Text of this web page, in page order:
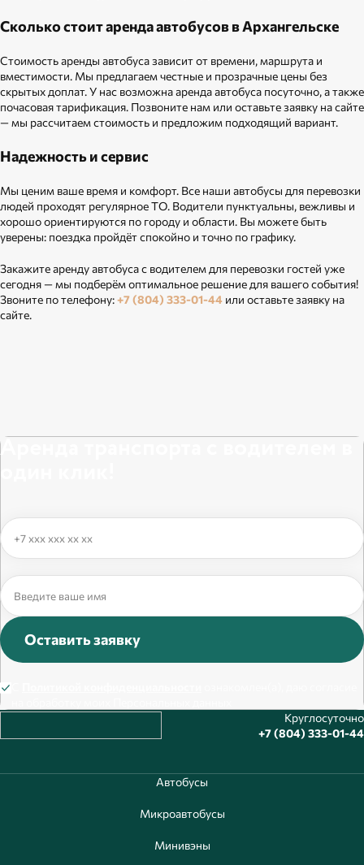
Сколько стоит аренда автобусов в Архангельске
Стоимость аренды автобуса зависит от времени, маршрута и
вместимости. Мы предлагаем честные и прозрачные цены без
скрытых доплат. У нас возможна аренда автобуса посуточно, а также
почасовая тарификация. Позвоните нам или оставьте заявку на сайте
— мы рассчитаем стоимость и предложим подходящий вариант.
Надежность и сервис
Мы ценим ваше время и комфорт. Все наши автобусы для перевозки
людей проходят регулярное ТО. Водители пунктуальны, вежливы и
хорошо ориентируются по городу и области. Вы можете быть
уверены: поездка пройдёт спокойно и точно по графику.
Закажите аренду автобуса с водителем для перевозки гостей уже
сегодня — мы подберём оптимальное решение для вашего события!
Звоните по телефону:+7 (804) 333-01-44 или оставьте заявку на
сайте.
Аренда транспорта с водителем в
Оставить заявку
Круглосуточно
+7 (804) 333-01-44
Автобусы
Микроавтобусы
Минивэны